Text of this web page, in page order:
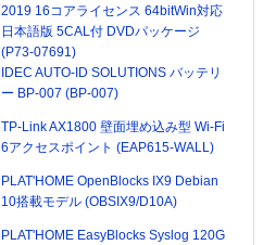
2019 16コアライセンス 64bitWin対応
日本語版 5CAL付 DVDパッケージ
(P73-07691)
IDEC AUTO-ID SOLUTIONS バッテリ
ー BP-007 (BP-007)
TP-Link AX1800 壁面埋め込み型 Wi-Fi
6アクセスポイント (EAP615-WALL)
PLAT'HOME OpenBlocks IX9 Debian
10搭載モデル (OBSIX9/D10A)
PLAT'HOME EasyBlocks Syslog 120G